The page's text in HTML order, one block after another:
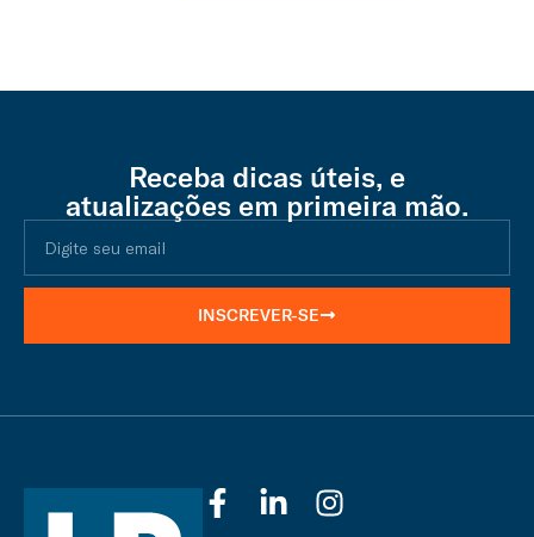
Receba dicas úteis, e
atualizações em primeira mão.
INSCREVER-SE